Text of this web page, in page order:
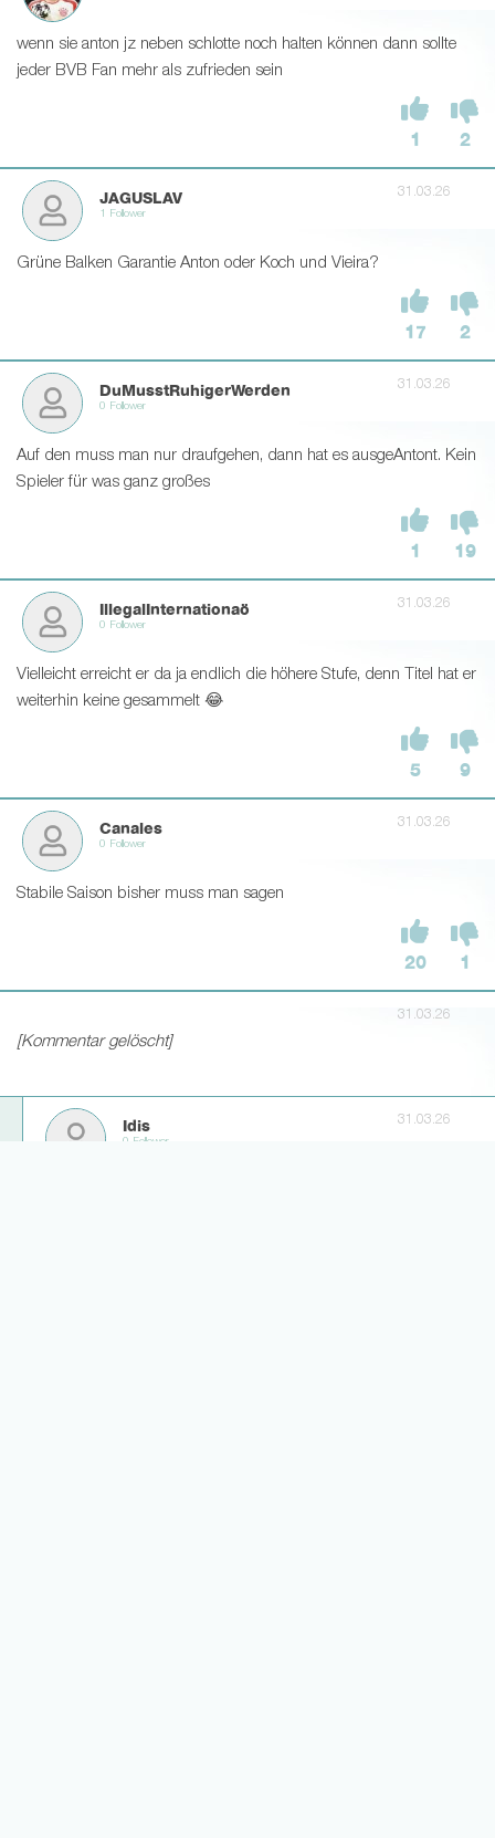
wenn sie anton jz neben schlotte noch halten können dann sollte
jeder BVB Fan mehr als zufrieden sein
1 2
JAGUSLAV
1 Follower
31.03.26
Grüne Balken Garantie Anton oder Koch und Vieira?
17 2
DuMusstRuhigerWerden
0 Follower
31.03.26
Auf den muss man nur draufgehen, dann hat es ausgeAntont. Kein
Spieler für was ganz großes
1 19
IllegalInternationaö
0 Follower
31.03.26
Vielleicht erreicht er da ja endlich die höhere Stufe, denn Titel hat er
weiterhin keine gesammelt 😂
5 9
Canales
0 Follower
31.03.26
Stabile Saison bisher muss man sagen
20 1
31.03.26
[Kommentar gelöscht]
Idis
0 Follower
31.03.26